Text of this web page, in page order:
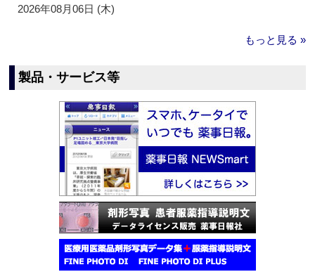
2026年08月06日 (木)
もっと見る »
製品・サービス等